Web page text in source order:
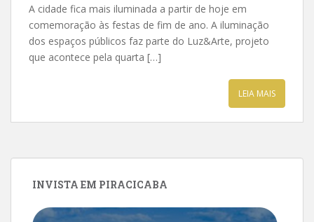
A cidade fica mais iluminada a partir de hoje em
comemoração às festas de fim de ano. A iluminação
dos espaços públicos faz parte do Luz&Arte, projeto
que acontece pela quarta […]
LEIA MAIS
INVISTA EM PIRACICABA